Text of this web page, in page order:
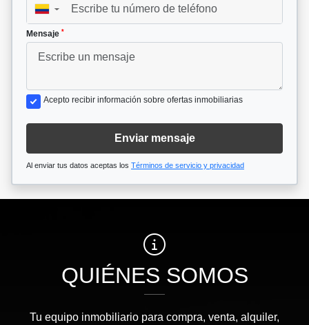
▼
Mensaje *
Acepto recibir información sobre ofertas inmobiliarias
Enviar mensaje
Al enviar tus datos aceptas los Términos de servicio y privacidad
QUIÉNES SOMOS
Tu equipo inmobiliario para compra, venta, alquiler,